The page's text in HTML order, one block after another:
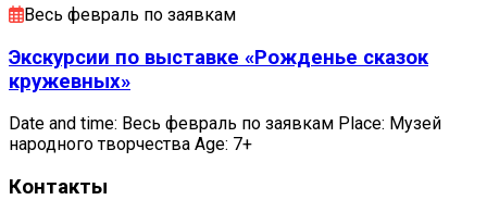
Весь февраль по заявкам
Экскурсии по выставке «Рожденье сказок
кружевных»
Date and time: Весь февраль по заявкам Place: Музей
народного творчества Age: 7+
Контакты